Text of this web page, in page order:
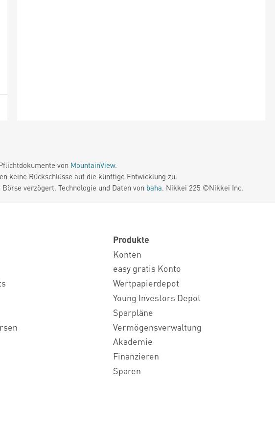
von MountainView.
keine Rückschlüsse auf die künftige Entwicklung zu.
verzögert. Technologie und Daten von baha. Nikkei 225 ©Nikkei Inc.
Produkte
Konten
easy gratis Konto
Wertpapierdepot
Young Investors Depot
Sparpläne
Vermögensverwaltung
Akademie
Finanzieren
Sparen